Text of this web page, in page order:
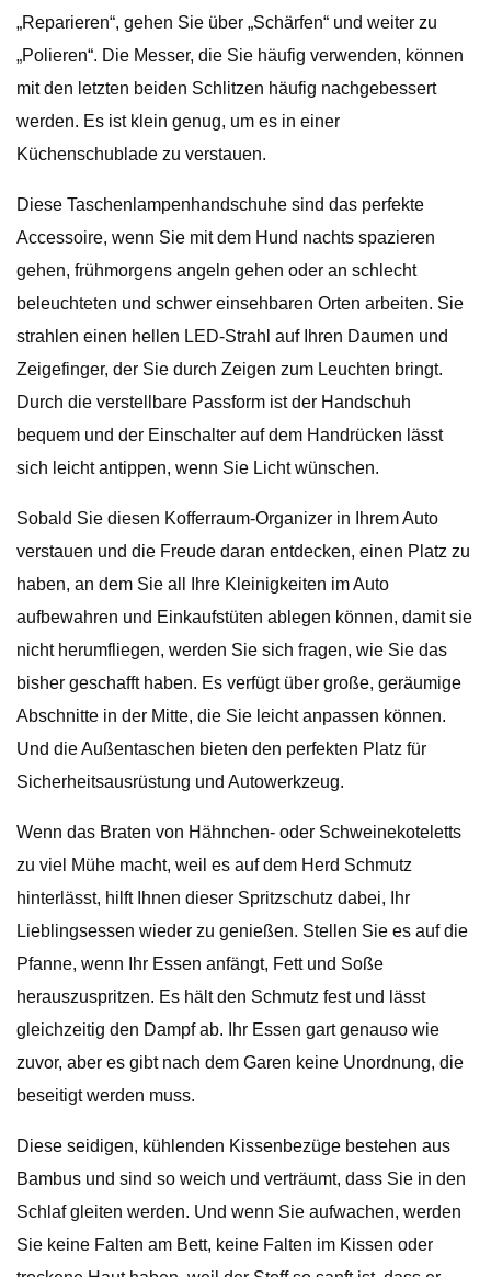
„Reparieren“, gehen Sie über „Schärfen“ und weiter zu
„Polieren“. Die Messer, die Sie häufig verwenden, können
mit den letzten beiden Schlitzen häufig nachgebessert
werden. Es ist klein genug, um es in einer
Küchenschublade zu verstauen.
Diese Taschenlampenhandschuhe sind das perfekte
Accessoire, wenn Sie mit dem Hund nachts spazieren
gehen, frühmorgens angeln gehen oder an schlecht
beleuchteten und schwer einsehbaren Orten arbeiten. Sie
strahlen einen hellen LED-Strahl auf Ihren Daumen und
Zeigefinger, der Sie durch Zeigen zum Leuchten bringt.
Durch die verstellbare Passform ist der Handschuh
bequem und der Einschalter auf dem Handrücken lässt
sich leicht antippen, wenn Sie Licht wünschen.
Sobald Sie diesen Kofferraum-Organizer in Ihrem Auto
verstauen und die Freude daran entdecken, einen Platz zu
haben, an dem Sie all Ihre Kleinigkeiten im Auto
aufbewahren und Einkaufstüten ablegen können, damit sie
nicht herumfliegen, werden Sie sich fragen, wie Sie das
bisher geschafft haben. Es verfügt über große, geräumige
Abschnitte in der Mitte, die Sie leicht anpassen können.
Und die Außentaschen bieten den perfekten Platz für
Sicherheitsausrüstung und Autowerkzeug.
Wenn das Braten von Hähnchen- oder Schweinekoteletts
zu viel Mühe macht, weil es auf dem Herd Schmutz
hinterlässt, hilft Ihnen dieser Spritzschutz dabei, Ihr
Lieblingsessen wieder zu genießen. Stellen Sie es auf die
Pfanne, wenn Ihr Essen anfängt, Fett und Soße
herauszuspritzen. Es hält den Schmutz fest und lässt
gleichzeitig den Dampf ab. Ihr Essen gart genauso wie
zuvor, aber es gibt nach dem Garen keine Unordnung, die
beseitigt werden muss.
Diese seidigen, kühlenden Kissenbezüge bestehen aus
Bambus und sind so weich und verträumt, dass Sie in den
Schlaf gleiten werden. Und wenn Sie aufwachen, werden
Sie keine Falten am Bett, keine Falten im Kissen oder